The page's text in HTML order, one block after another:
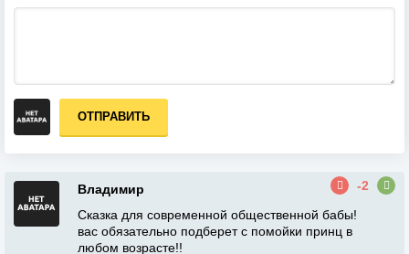
ОТПРАВИТЬ
Владимир
-2
Сказка для современной общественной бабы!
вас обязательно подберет с помойки принц в
любом возрасте!!